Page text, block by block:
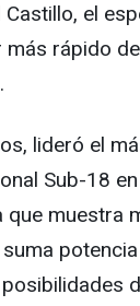
Castillo, el
más rápido
lideró el
Sub-18
que muestra